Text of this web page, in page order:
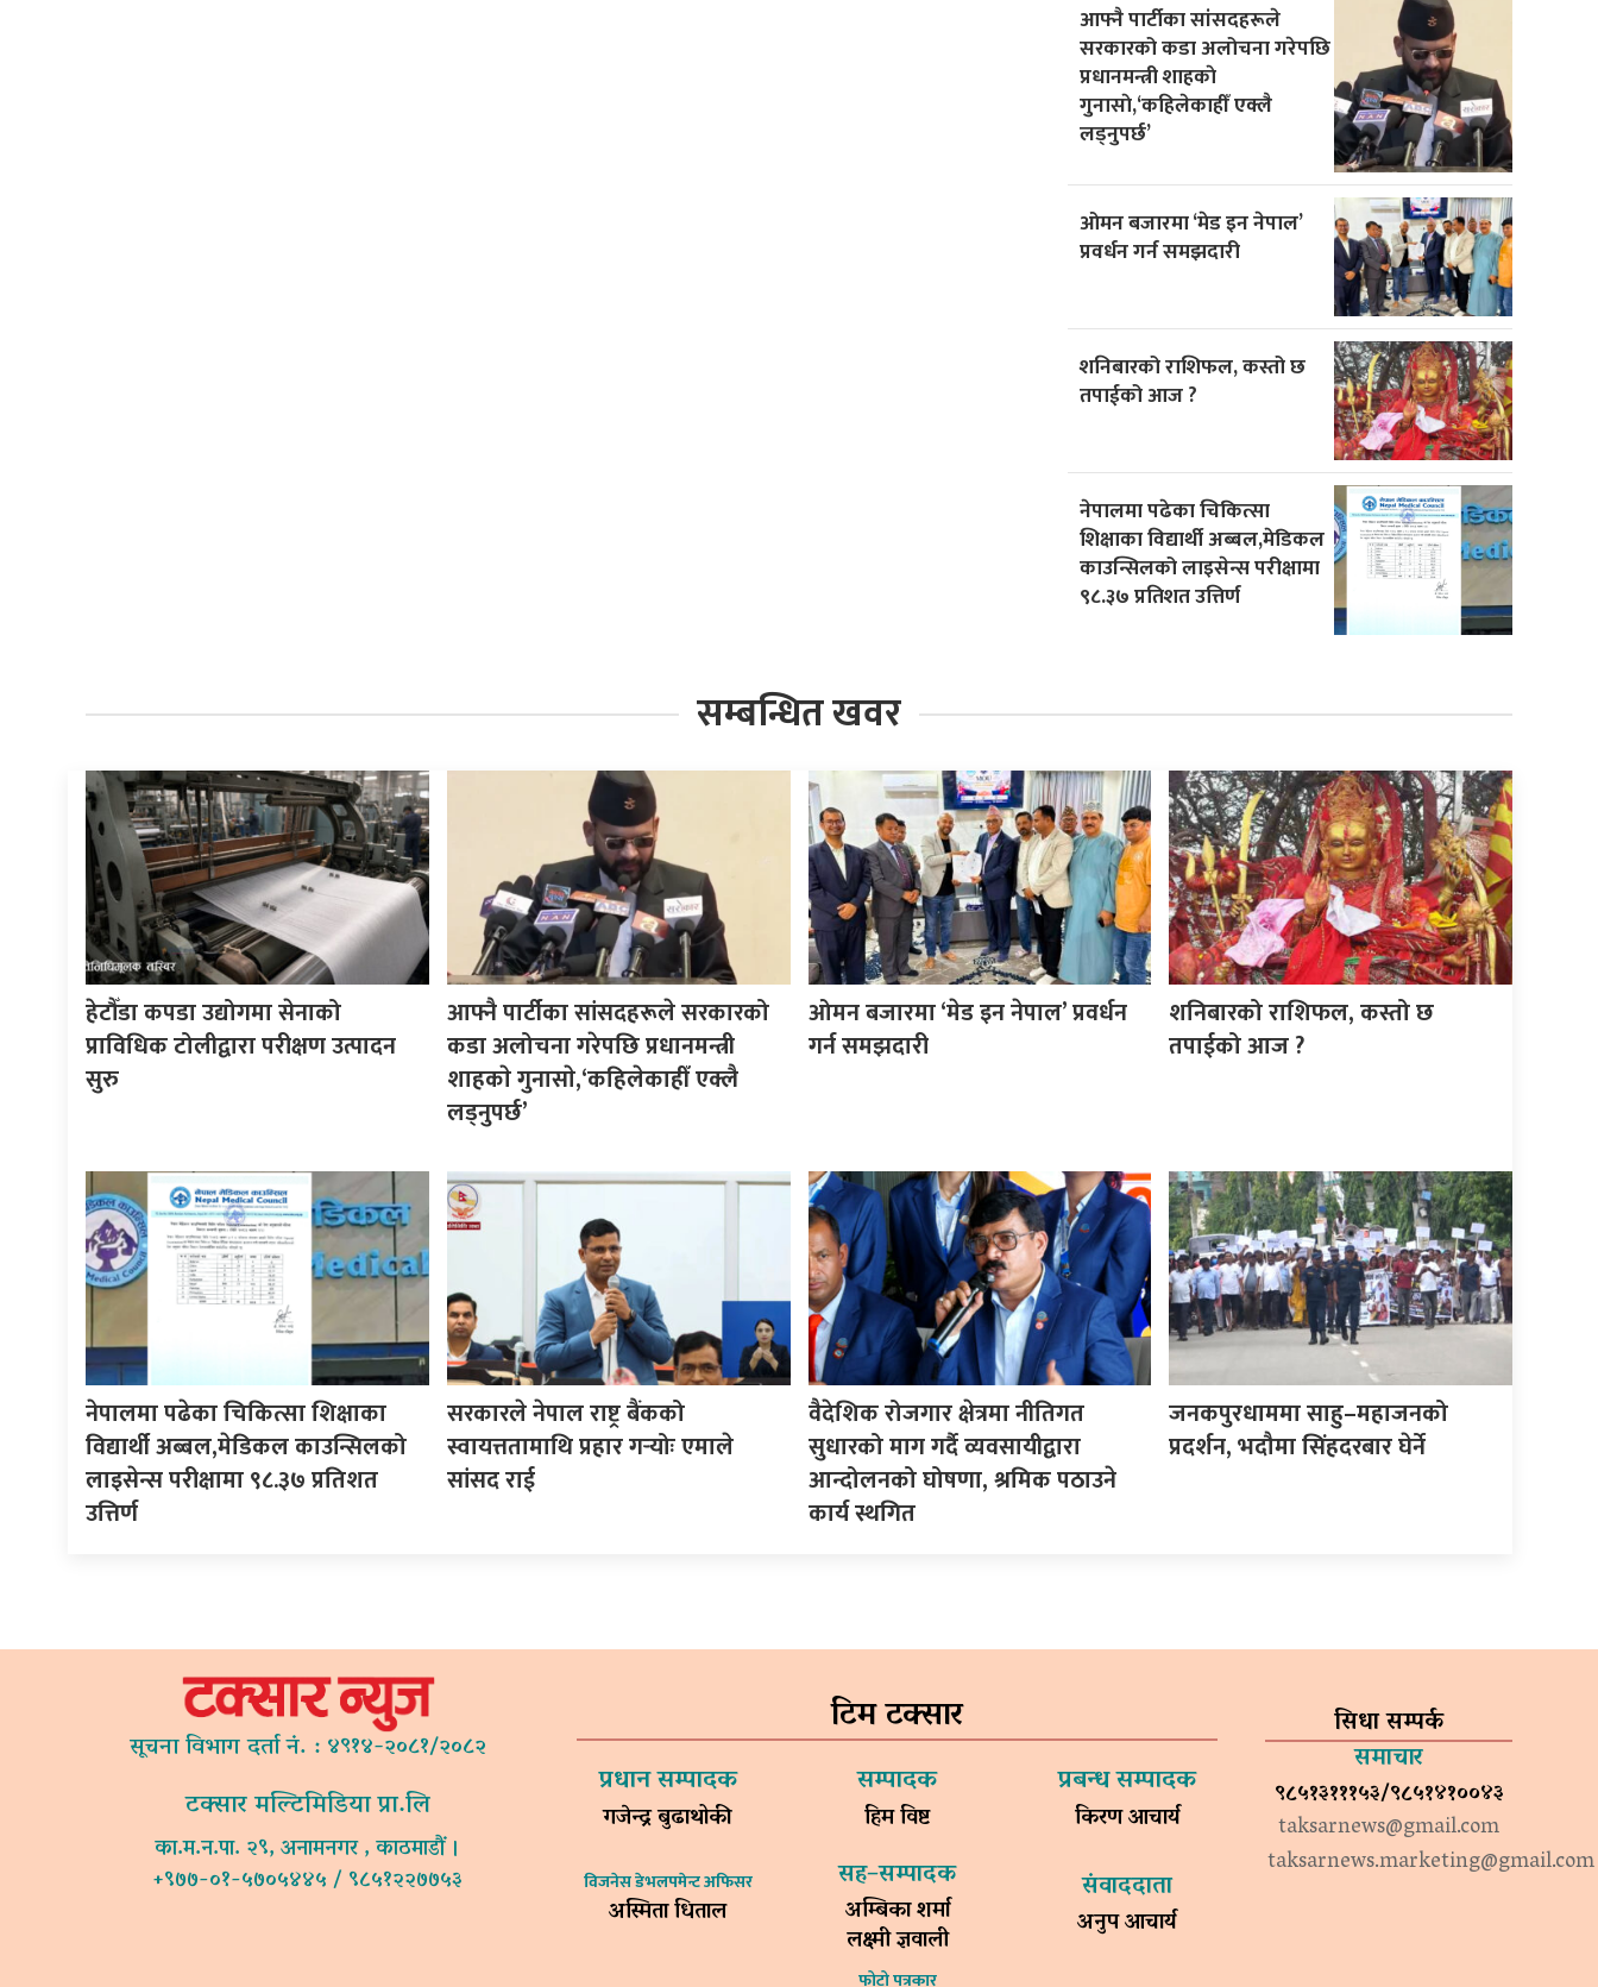
आफ्नै पार्टीका सांसदहरूले
सरकारको कडा अलोचना गरेपछि
प्रधानमन्त्री शाहकाे
गुनासाे,‘कहिलेकाहीँ एक्लै
लड्नुपर्छ’
ओमन बजारमा ‘मेड इन नेपाल’
प्रवर्धन गर्न समझदारी
शनिबारको राशिफल, कस्तो छ
तपाईको आज ?
नेपालमा पढेका चिकित्सा
शिक्षाका विद्यार्थी अब्बल,मेडिकल
काउन्सिलको लाइसेन्स परीक्षामा
९८.३७ प्रतिशत उत्तिर्ण
सम्बन्धित खवर
हेटौँडा कपडा उद्योगमा सेनाको
प्राविधिक टोलीद्वारा परीक्षण उत्पादन
सुरु
आफ्नै पार्टीका सांसदहरूले सरकारको
कडा अलोचना गरेपछि प्रधानमन्त्री
शाहकाे गुनासाे,‘कहिलेकाहीँ एक्लै
लड्नुपर्छ’
ओमन बजारमा ‘मेड इन नेपाल’ प्रवर्धन
गर्न समझदारी
शनिबारको राशिफल, कस्तो छ
तपाईको आज ?
नेपालमा पढेका चिकित्सा शिक्षाका
विद्यार्थी अब्बल,मेडिकल काउन्सिलको
लाइसेन्स परीक्षामा ९८.३७ प्रतिशत
उत्तिर्ण
सरकारले नेपाल राष्ट्र बैंकको
स्वायत्ततामाथि प्रहार गर्‍योः एमाले
सांसद राई
वैदेशिक रोजगार क्षेत्रमा नीतिगत
सुधारको माग गर्दै व्यवसायीद्वारा
आन्दोलनको घोषणा, श्रमिक पठाउने
कार्य स्थगित
जनकपुरधाममा साहु–महाजनको
प्रदर्शन, भदौमा सिंहदरबार घेर्ने
सूचना विभाग दर्ता नं. : ४९१४-२०८१/२०८२
टक्सार मल्टिमिडिया प्रा.लि
का.म.न.पा. २९, अनामनगर , काठमाडौं ।
+९७७-०१-५७०५४४५ / ९८५१२२७७५३
टिम टक्सार
प्रधान सम्पादक
गजेन्द्र बुढाथोकी
सम्पादक
हिम विष्ट
प्रबन्ध सम्पादक
किरण आचार्य
विजनेस डेभलपमेन्ट अफिसर
अस्मिता धिताल
सह–सम्पादक
अम्बिका शर्मा
लक्ष्मी ज्ञवाली
फोटो पत्रकार
संवाददाता
अनुप आचार्य
सिधा सम्पर्क
समाचार
९८५१३१११५३/९८५१४१००४३
taksarnews@gmail.com
taksarnews.marketing@gmail.com